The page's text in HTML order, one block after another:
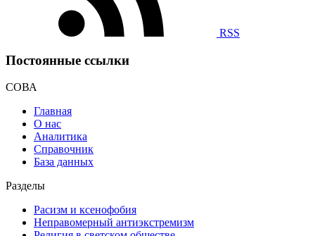
RSS
Постоянные ссылки
СОВА
Главная
О нас
Аналитика
Справочник
База данных
Разделы
Расизм и ксенофобия
Неправомерный антиэкстремизм